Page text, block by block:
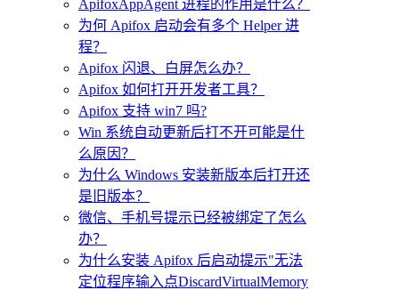
ApifoxAppAgent 进程的作用是什么？
为何 Apifox 启动会有多个 Helper 进
程？
Apifox 闪退、白屏怎么办？
Apifox 如何打开开发者工具？
Apifox 支持 win7 吗?
Win 系统自动更新后打不开可能是什
么原因？
为什么 Windows 安装新版本后打开还
是旧版本？
微信、手机号提示已经被绑定了怎么
办？
为什么安装 Apifox 后启动提示"无法
定位程序输入点DiscardVirtualMemory